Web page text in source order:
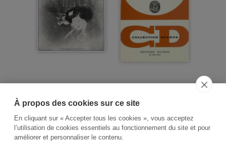
À propos des cookies sur ce site
En cliquant sur « Accepter tous les cookies », vous acceptez
l’utilisation de cookies essentiels au fonctionnement du site et pour
améliorer et personnaliser le contenu.
RECHERCHE THÉMATIQUE